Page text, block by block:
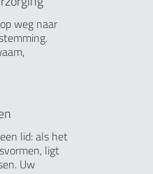
weg naar
lid: als het
ligt
Uw